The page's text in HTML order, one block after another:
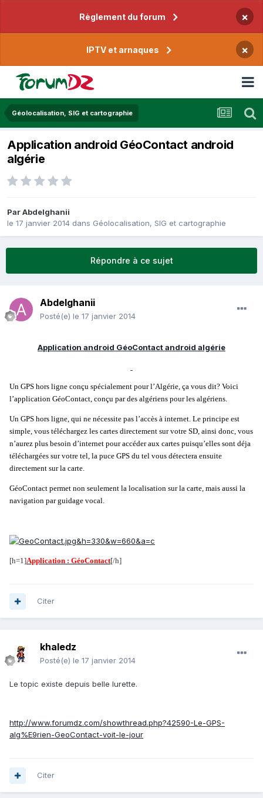
Règlement du forum ×
IPTV et arnaques ×
Géolocalisation, SIG et cartographie
Application android GéoContact android
algérie
ParAbdelghanii
le 17 janvier 2014 dans Géolocalisation, SIG et cartographie
Répondre à ce sujet
Abdelghanii
Posté(e) le 17 janvier 2014
Application android GéoContact android algérie
Un GPS hors ligne conçu spécialement pour l’Algérie, ça vous dit? Voici
l’application GéoContact, conçu par des algériens pour les algériens.
Un GPS hors ligne, qui ne nécessite pas l’accès à internet. Le principe est
simple, vous téléchargez les cartes directement sur votre SD, ainsi donc, vous
n’aurez plus besoin d’internet pour accéder aux cartes puisqu’elles sont déja
téléchargées sur votre tel, la puce GPS du tel vous détectera ensuite
directement sur la carte.
GéoContact permet non seulement la localisation sur la carte, mais aussi la
navigation par guidage vocal.
[h=1]Application : GéoContact[/h]
Citer
khaledz
Posté(e) le 17 janvier 2014
Le topic existe depuis belle lurette.
http://www.forumdz.com/showthread.php?42590-Le-GPS-
alg%E9rien-GeoContact-voit-le-jour
Citer